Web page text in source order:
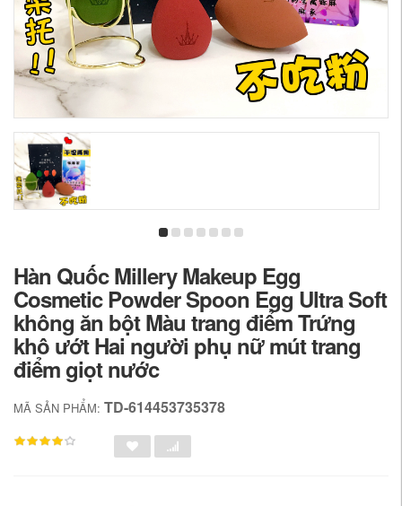
Hàn Quốc Millery Makeup Egg
Cosmetic Powder Spoon Egg Ultra Soft
không ăn bột Màu trang điểm Trứng
khô ướt Hai người phụ nữ mút trang
điểm giọt nước
MÃ SẢN PHẨM: TD-614453735378